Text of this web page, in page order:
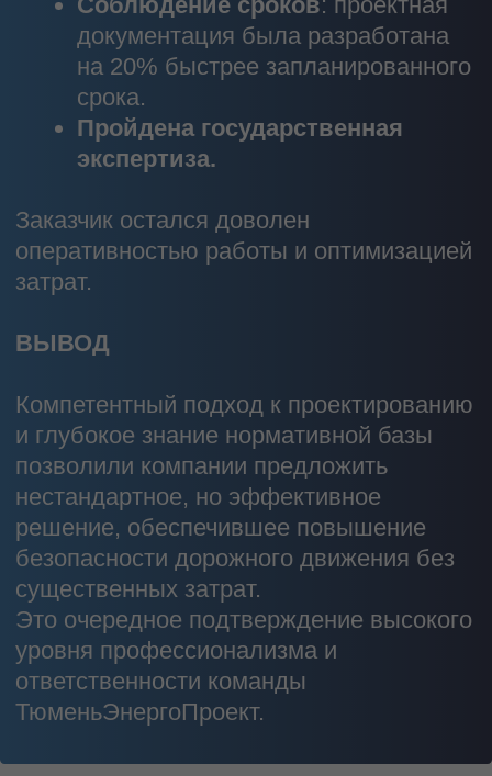
Контакты
info@72tep.ru
д.2Б, к.2/1
Обращаем ваше внимание на то, что данный
интернет-сайт, а также вся информация о товарах и
ценах, предоставленная на нём, носит
исключительно информационный характер и ни при
каких условиях не является публичной офертой,
определяемой положениями Статьи 437
Гражданского кодекса Российской Федерации. Для
получения подробной информации о наличии и
стоимости указанных товаров и (или) услуг,
пожалуйста, обращайтесь к менеджеру сайта с
телефону 8 800 201 74 72
Карьера
Мероприятия
Застройщикам